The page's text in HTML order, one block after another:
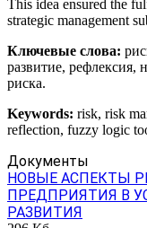
This idea ensured the
strategic management
Ключевые слова:
развитие, рефлексия,
риска.
Keywords: risk, risk
reflection, fuzzy logic
Документы
НОВЫЕ АСПЕКТЫ
ПРЕДПРИЯТИЯ В
РАЗВИТИЯ